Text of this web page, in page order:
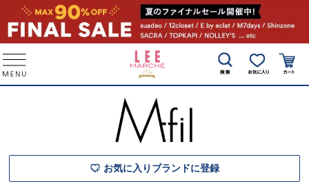
お気に入りブランドに登録